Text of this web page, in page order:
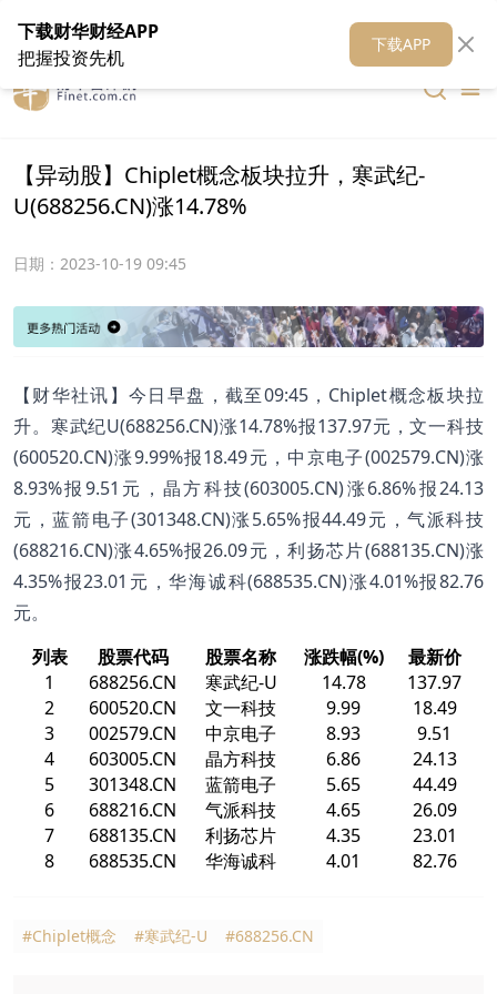
在线客服 关于我们 财华媒体矩阵 财华智库
【异动股】Chiplet概念板块拉升，寒武纪-
U(688256.CN)涨14.78%
日期： 2023-10-19 09:45
【财华社讯】今日早盘，截至09:45，Chiplet概念板块拉
升。寒武纪U(688256.CN)涨14.78%报137.97元，文一科技
(600520.CN)涨9.99%报18.49元，中京电子(002579.CN)涨
8.93%报9.51元，晶方科技(603005.CN)涨6.86%报24.13
元，蓝箭电子(301348.CN)涨5.65%报44.49元，气派科技
(688216.CN)涨4.65%报26.09元，利扬芯片(688135.CN)涨
4.35%报23.01元，华海诚科(688535.CN)涨4.01%报82.76
元。
列表
股票代码 股票名称 涨跌幅(%)
最新价
1
688256.CN 寒武纪-U 14.78
137.97
2
600520.CN 文一科技 9.99
18.49
3
002579.CN 中京电子 8.93
9.51
4
603005.CN 晶方科技 6.86
24.13
5
301348.CN 蓝箭电子 5.65
44.49
6
688216.CN 气派科技 4.65
26.09
7
688135.CN 利扬芯片 4.35
23.01
8
688535.CN 华海诚科 4.01 82.76
#Chiplet概念 #寒武纪-U #688256.CN
下载财华财经APP
把握投资先机
下载APP